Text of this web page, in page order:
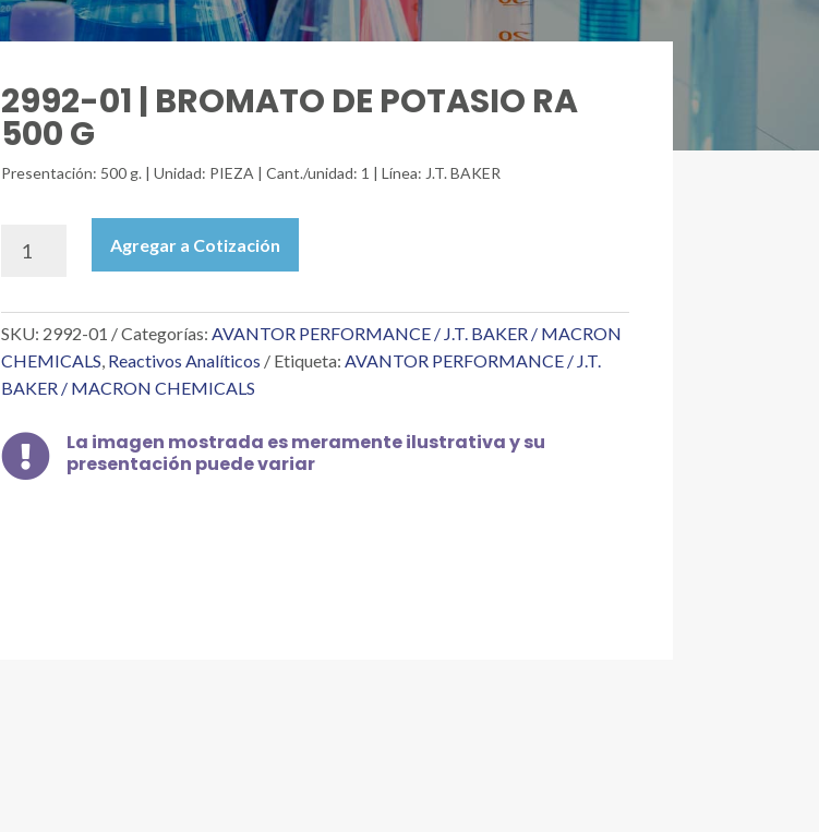
2992-01 | BROMATO DE POTASIO RA
500 G
Presentación: 500 g. | Unidad: PIEZA | Cant./unidad: 1 | Línea: J.T. BAKER
BROMATO
DE
POTASIO
RA
G
cantidad
Agregar a Cotización
SKU: 2992-01 Categorías:AVANTOR PERFORMANCE / J.T. BAKER / MACRON
CHEMICALS, Reactivos Analíticos Etiqueta:AVANTOR PERFORMANCE / J.T.
BAKER / MACRON CHEMICALS

La imagen mostrada es meramente ilustrativa y su
presentación puede variar